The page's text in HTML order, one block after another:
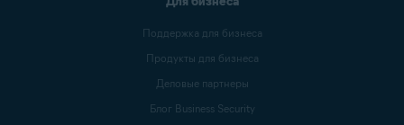
Поддержка для бизнеса
Продукты для бизнеса
Деловые партнеры
Блог Business Security